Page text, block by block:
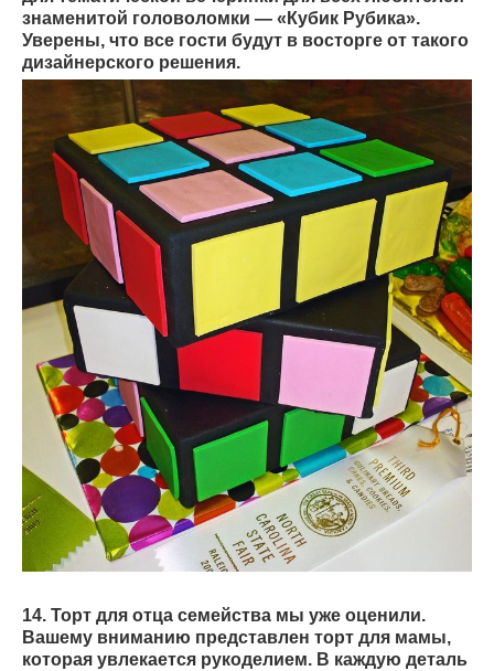
знаменитой головоломки — «Кубик Рубика».
Уверены, что все гости будут в восторге от такого
дизайнерского решения.
14. Торт для отца семейства мы уже оценили.
Вашему вниманию представлен торт для мамы,
которая увлекается рукоделием. В каждую деталь